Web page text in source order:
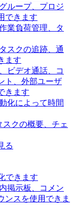
ループ、プロジ
できます
業負荷管理、タ
スクの追跡、通
ます
ビデオ通話、コ
ト、外部ユーザ
きます
化によって時間
クの概要、チェ
る
できます
掲示板、コメン
ンスを使用できま